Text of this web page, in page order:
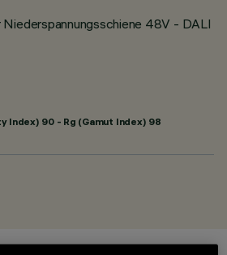
48V - DALI
Index) 90 - Rg (Gamut Index) 98